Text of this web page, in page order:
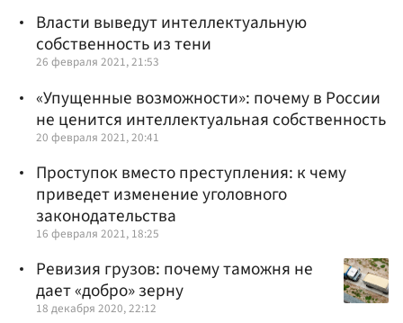
Власти выведут интеллектуальную
cобственность из тени
26 февраля 2021, 21:53
«Упущенные возможности»: почему в России
не ценится интеллектуальная собственность
20 февраля 2021, 20:41
Проступок вместо преступления: к чему
приведет изменение уголовного
законодательства
16 февраля 2021, 18:25
Ревизия грузов: почему таможня не
дает «добро» зерну
18 декабря 2020, 22:12